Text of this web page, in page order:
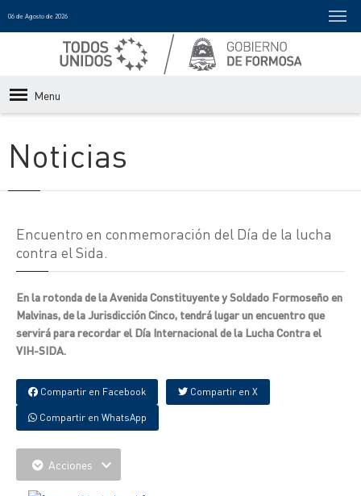
06 de Agosto de 2026
Menu
Noticias
Encuentro en conmemoración del Día de la lucha
contra el Sida.
En la rotonda de la Avenida Constituyente y Soldado Formoseño en
Malvinas, de la Jurisdicción Cinco, tendrá lugar un encuentro que
servirá para recordar el Día Internacional de la Lucha Contra el
VIH-SIDA.
Compartir en Facebook Compartir en X
Compartir en WhatsApp
Acciones